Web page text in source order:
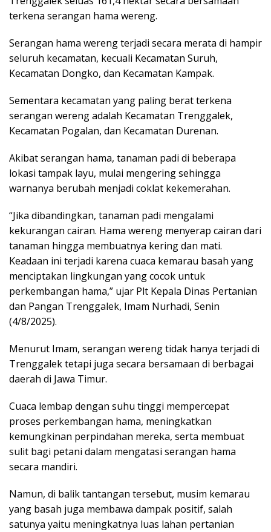
terkena serangan hama wereng.
Serangan hama wereng terjadi secara merata di hampir
seluruh kecamatan, kecuali Kecamatan Suruh,
Kecamatan Dongko, dan Kecamatan Kampak.
Sementara kecamatan yang paling berat terkena
serangan wereng adalah Kecamatan Trenggalek,
Kecamatan Pogalan, dan Kecamatan Durenan.
Akibat serangan hama, tanaman padi di beberapa
lokasi tampak layu, mulai mengering sehingga
warnanya berubah menjadi coklat kekemerahan.
“Jika dibandingkan, tanaman padi mengalami
kekurangan cairan. Hama wereng menyerap cairan dari
tanaman hingga membuatnya kering dan mati.
Keadaan ini terjadi karena cuaca kemarau basah yang
menciptakan lingkungan yang cocok untuk
perkembangan hama,” ujar Plt Kepala Dinas Pertanian
dan Pangan Trenggalek, Imam Nurhadi, Senin
(4/8/2025).
Menurut Imam, serangan wereng tidak hanya terjadi di
Trenggalek tetapi juga secara bersamaan di berbagai
daerah di Jawa Timur.
Cuaca lembap dengan suhu tinggi mempercepat
proses perkembangan hama, meningkatkan
kemungkinan perpindahan mereka, serta membuat
sulit bagi petani dalam mengatasi serangan hama
secara mandiri.
Namun, di balik tantangan tersebut, musim kemarau
yang basah juga membawa dampak positif, salah
satunya yaitu meningkatnya luas lahan pertanian